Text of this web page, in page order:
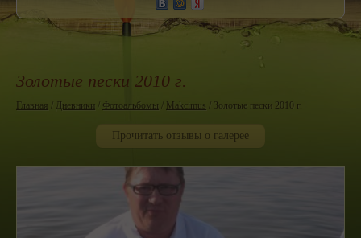
Золотые пески 2010 г.
Главная / Дневники / Фотоальбомы / Makcimus / Золотые пески 2010 г.
Прочитать отзывы о галерее